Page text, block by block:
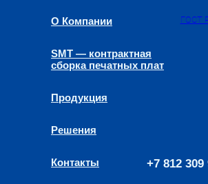
Решения
Продукция
SMT — контрактная
сборка печатных плат
О Компании ГОСТ
Контакты +7 812 309